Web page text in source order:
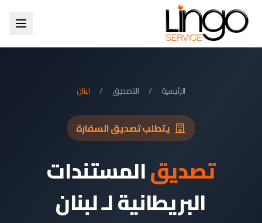
الرئيسية / التصديق / لبنان
يتطلب تصديق السفارة
تصديقالمستندات
البريطانية لـ لبنان